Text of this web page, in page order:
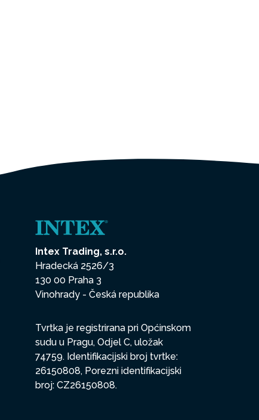
Intex Trading, s.r.o.
Hradecká 2526/3
130 00 Praha 3
Vinohrady - Česká republika
Tvrtka je registrirana pri Općinskom
sudu u Pragu, Odjel C, uložak
74759. Identifikacijski broj tvrtke:
26150808, Porezni identifikacijski
broj: CZ26150808.